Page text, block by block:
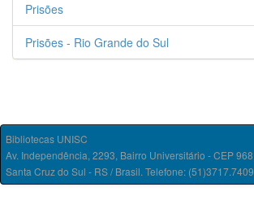
Prisões
Prisões - Rio Grande do Sul
Bibliotecas UNISC
Av. Independência, 2293, Bairro Universitário - CEP
Santa Cruz do Sul - RS / Brasil. Telefone: (51)3717.7409